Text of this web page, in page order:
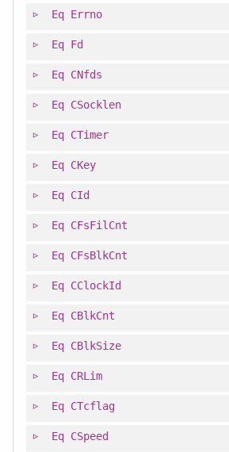
Eq Errno
Eq Fd
Eq CNfds
Eq CSocklen
Eq CTimer
Eq CKey
Eq CId
Eq CFsFilCnt
Eq CFsBlkCnt
Eq CClockId
Eq CBlkCnt
Eq CBlkSize
Eq CRLim
Eq CTcflag
Eq CSpeed